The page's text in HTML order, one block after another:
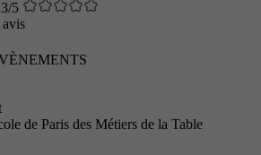
5
avis
de Paris des Métiers de la Table